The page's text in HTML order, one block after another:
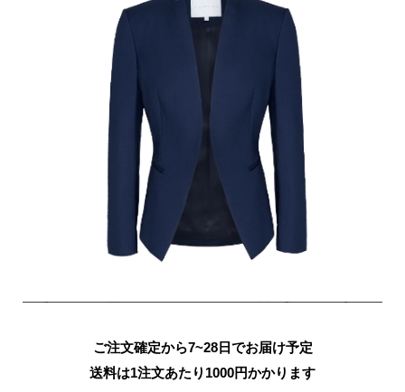
ご注文確定から7~28日でお届け予定
送料は1注文あたり 1000円かかります